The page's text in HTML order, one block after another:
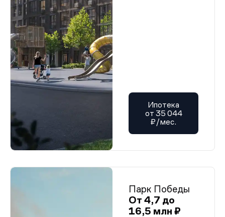
Ипотека
от 35 044
₽/мес.
Парк Победы
От 4,7 до
16,5 млн ₽